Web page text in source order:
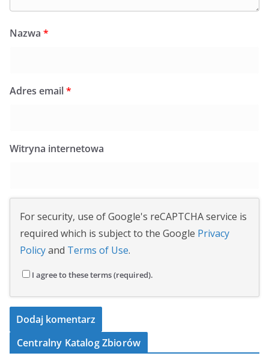
Nazwa *
Adres email*
Witryna internetowa
For security, use of Google's reCAPTCHA service is
required which is subject to the Google Privacy
Policyand Terms of Use.
I agree to these terms (required).
Centralny Katalog Zbiorów